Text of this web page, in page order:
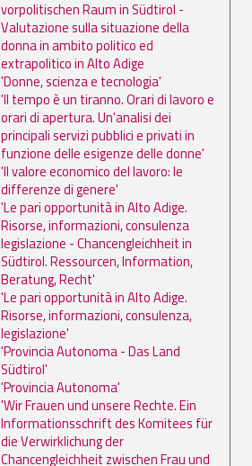
vorpolitischen Raum in Südtirol -
Valutazione sulla situazione della
donna in ambito politico ed
extrapolitico in Alto Adige
'Donne, scienza e tecnologia'
'Il tempo è un tiranno. Orari di lavoro e
orari di apertura. Un'analisi dei
principali servizi pubblici e privati in
funzione delle esigenze delle donne'
'Il valore economico del lavoro: le
differenze di genere'
'Le pari opportunità in Alto Adige.
Risorse, informazioni, consulenza
legislazione - Chancengleichheit in
Südtirol. Ressourcen, Information,
Beratung, Recht'
'Le pari opportunità in Alto Adige.
Risorse, informazioni, consulenza,
legislazione'
'Provincia Autonoma - Das Land
Südtirol'
'Provincia Autonoma'
'Wir Frauen und unsere Rechte. Ein
Informationsschrift des Komitees für
die Verwirklichung der
Chancengleichheit zwischen Frau und